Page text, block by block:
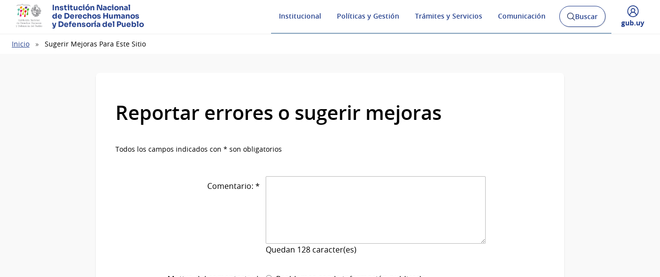
Institución Nacional
de Derechos Humanos
y Defensoría del Pueblo
Institucional Políticas y Gestión Trámites y Servicios Comunicación
Abrir
buscador
Buscar
Desplegar
gub.uy
Ruta
Inicio Sugerir Mejoras Para Este Sitio
Reportar errores o sugerir mejoras
Todos los campos indicados con * son obligatorios
Comentario: *
Quedan 128 caracter(es)